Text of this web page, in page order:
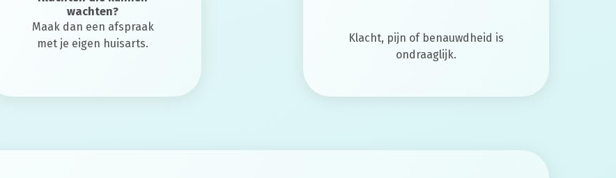
wachten?
Maak dan een afspraak
met je eigen huisarts.
Klacht, pijn of benauwdheid is
ondraaglijk.